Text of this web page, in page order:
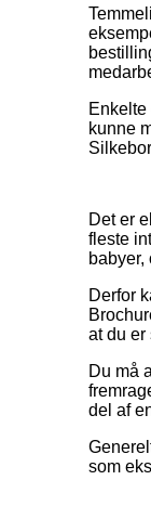
kunne
Det er
fleste
Derfor
at du er
Du må
del af
som